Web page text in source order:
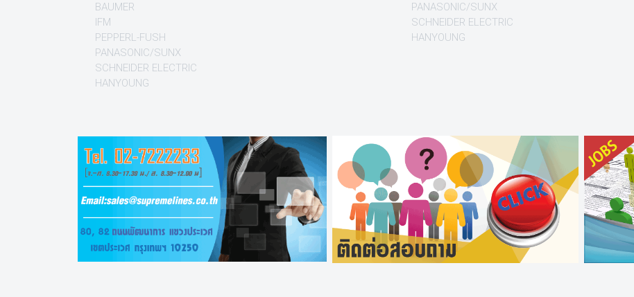
BAUMER
IFM
PEPPERL-FUSH
PANASONIC/SUNX
SCHNEIDER ELECTRIC
HANYOUNG
PANASONIC/SUNX
SCHNEIDER ELECTRIC
HANYOUNG